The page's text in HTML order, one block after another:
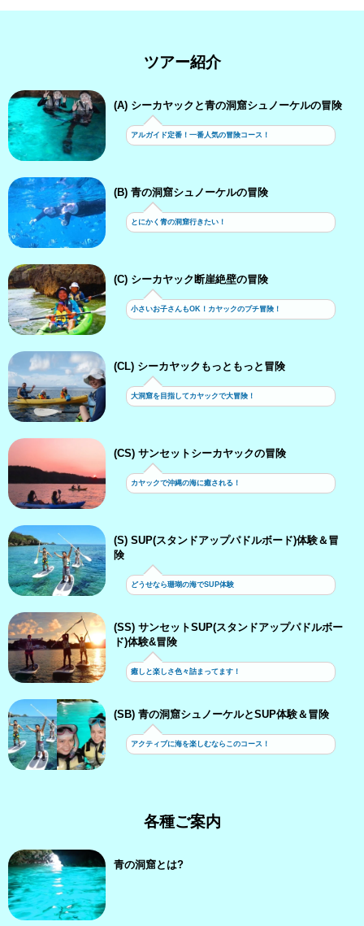
ツアー紹介
(A) シーカヤックと青の洞窟シュノーケルの冒険
アルガイド定番！一番人気の冒険コース！
(B) 青の洞窟シュノーケルの冒険
とにかく青の洞窟行きたい！
(C) シーカヤック断崖絶壁の冒険
小さいお子さんもOK！カヤックのプチ冒険！
(CL) シーカヤックもっともっと冒険
大洞窟を目指してカヤックで大冒険！
(CS) サンセットシーカヤックの冒険
カヤックで沖縄の海に癒される！
(S) SUP(スタンドアップパドルボード)体験＆冒
険
どうせなら珊瑚の海でSUP体験
(SS) サンセットSUP(スタンドアップパドルボー
ド)体験&冒険
癒しと楽しさ色々詰まってます！
(SB) 青の洞窟シュノーケルとSUP体験＆冒険
アクティブに海を楽しむならこのコース！
各種ご案内
青の洞窟とは?